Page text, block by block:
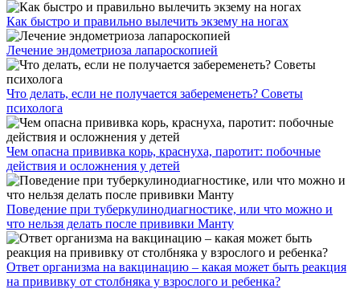
Как быстро и правильно вылечить экзему на ногах
Лечение эндометриоза лапароскопией
Что делать, если не получается забеременеть? Советы
психолога
Чем опасна прививка корь, краснуха, паротит: побочные
действия и осложнения у детей
Поведение при туберкулинодиагностике, или что можно и
что нельзя делать после прививки Манту
Ответ организма на вакцинацию – какая может быть реакция
на прививку от столбняка у взрослого и ребенка?